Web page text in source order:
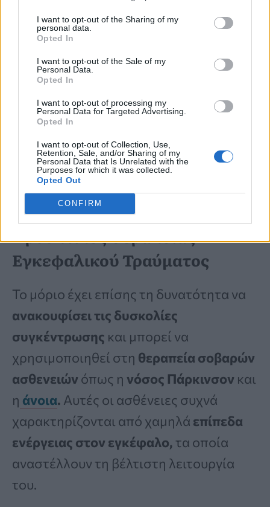
I want to opt-out of the Sharing of my
personal data.
Opted In
I want to opt-out of the Sale of my
Personal Data.
Opted In
I want to opt-out of processing my
Personal Data for Targeted Advertising.
Opted In
I want to opt-out of Collection, Use,
Retention, Sale, and/or Sharing of my
Personal Data that Is Unrelated with the
Purposes for which it was collected.
Opted Out
CONFIRM
χωρίς φαγητό. Για άτομα με
σωματικές παθήσεις όπως
αδύναμη καρδιά ή γενική
αδυναμία,
ένα συμπλήρωμα
το κλειδί για καλύτερη
Thomas Poulsen.
Προοπτικές Θεραπείας
Εγκεφαλικού Τραύματος
Το μόριο έχει επίσης τη δυνατότητα να
ανακουφίσει τις δυσκολίες
συγκέντρωσης και μπορεί να
χρησιμοποιηθεί στη θεραπεία σοβαρών
ασθενειών όπως η νόσος Πάρκινσον και
η άνοια. Αυτές οι ασθένειες συχνά
χαρακτηρίζονται από χαμηλά επίπεδα
ενέργειας στον εγκέφαλο, τα οποία
αναστέλλουν τη βέλτιστη λειτουργία
του.